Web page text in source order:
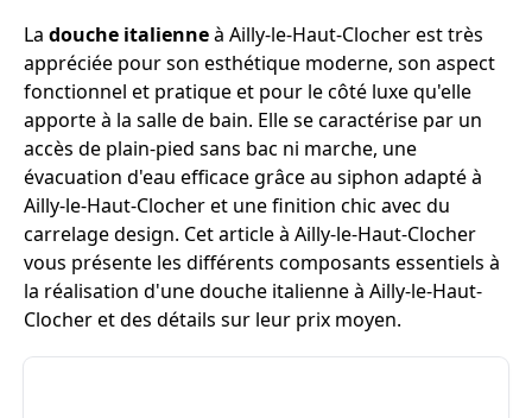
La douche italienneà Ailly-le-Haut-Clocher est très
appréciée pour son esthétique moderne, son aspect
fonctionnel et pratique et pour le côté luxe qu'elle
apporte à la salle de bain. Elle se caractérise par un
accès de plain-pied sans bac ni marche, une
évacuation d'eau efficace grâce au siphon adapté à
Ailly-le-Haut-Clocher et une finition chic avec du
carrelage design. Cet article à Ailly-le-Haut-Clocher
vous présente les différents composants essentiels à
la réalisation d'une douche italienne à Ailly-le-Haut-
Clocher et des détails sur leur prix moyen.